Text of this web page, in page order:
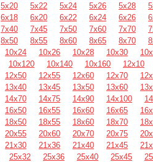
5х20 5х22 5х24 5х26 5х28
6х18 6х20 6х22 6х24 6х26
7х40 7х45 7х50 7х60 7х70
8х50 8х55 8х60 8х65 8х70
10х24 10х26 10х28 10х30
10х120 10х140 10х160
12х10
12х50 12х55 12х60 12х70
13х40 13х45 13х50 13х60
14х70 14х75 14х90 14х100
16х50 16х55 16х60 16х65
18х50 18х55 18х60 18х70
20х55 20х60 20х70 20х75
21х30 21х36 21х40 21х45
25х32 25х36 25х40 25х45